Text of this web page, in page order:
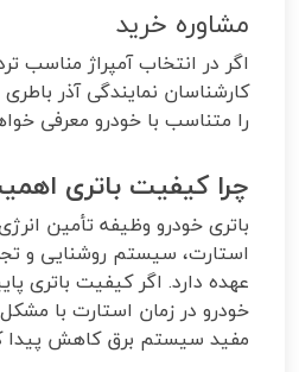
مشاوره خرید
اگر در انتخاب آمپراژ مناسب
کارشناسان نمایندگی آذر
را متناسب با خودرو معرفی
چرا کیفیت باتری
باتری خودرو وظیفه تأمین
استارت، سیستم روشنایی و
عهده دارد. اگر کیفیت باتری
خودرو در زمان استارت با
مفید سیستم برق کاهش پیدا